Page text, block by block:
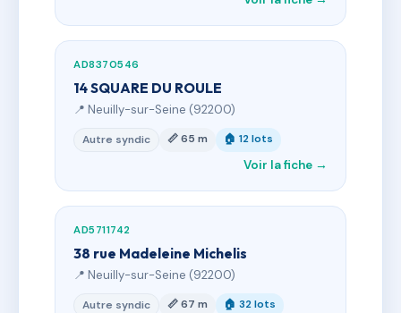
AD8370546
14 SQUARE DU ROULE
📍 Neuilly-sur-Seine (92200)
Autre syndic 📏 65 m 🏠 12 lots
Voir la fiche →
AD5711742
38 rue Madeleine Michelis
📍 Neuilly-sur-Seine (92200)
Autre syndic 📏 67 m 🏠 32 lots